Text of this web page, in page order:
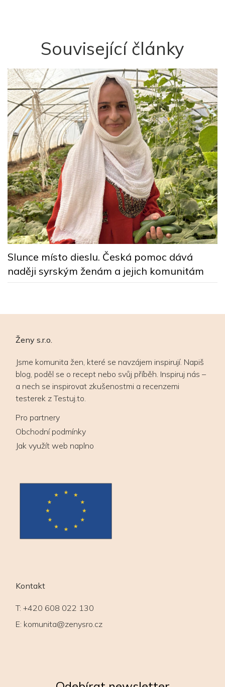
Související články
Slunce místo dieslu. Česká pomoc dává
naději syrským ženám a jejich komunitám
Ženy s.r.o.
Jsme komunita žen, které se navzájem inspirují. Napiš
blog, poděl se o recept nebo svůj příběh. Inspiruj nás –
a nech se inspirovat zkušenostmi a recenzemi
testerek z Testuj.to.
Pro partnery
Obchodní podmínky
Jak využít web naplno
Kontakt
T: +420 608 022 130
E: komunita@zenysro.cz